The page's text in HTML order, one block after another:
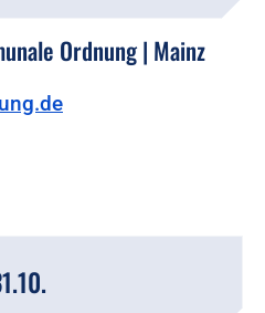
Ordnung | Mainz